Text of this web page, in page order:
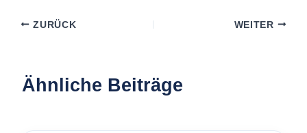
ZURÜCK WEITER
Ähnliche Beiträge